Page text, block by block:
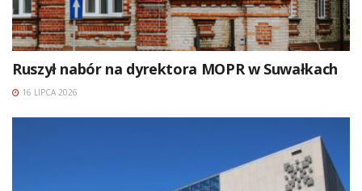
Ruszył nabór na dyrektora MOPR w Suwałkach
16 LIPCA 2026